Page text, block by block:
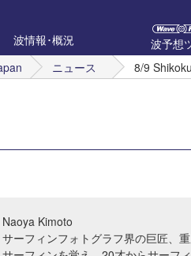
波情報･概況
波予想
ニュース 8/9
Naoya Kimoto
サーフィンフォトグラフ界の巨匠、